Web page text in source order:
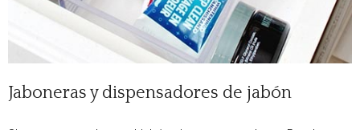
Jaboneras y dispensadores de jabón